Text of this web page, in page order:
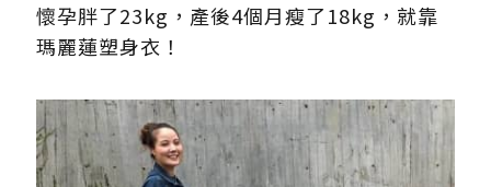
懷孕胖了23kg，產後4個月瘦了18kg，就靠
瑪麗蓮塑身衣！